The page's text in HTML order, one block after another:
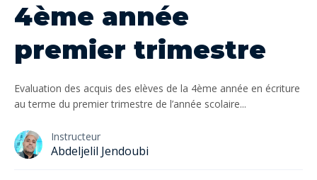
4ème année
premier trimestre
Evaluation des acquis des elèves de la 4ème année en écriture
au terme du premier trimestre de l’année scolaire...
Instructeur
Abdeljelil Jendoubi